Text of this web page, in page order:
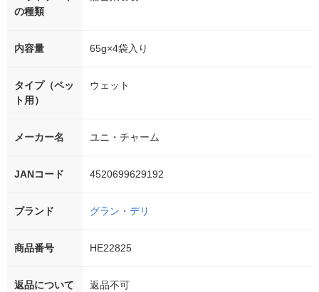
の種類
内容量 65g×4袋入り
タイプ（ペッ
ト用）
ウェット
メーカー名 ユニ・チャーム
JANコード 4520699629192
ブランド グラン・デリ
商品番号 HE22825
返品について
返品不可